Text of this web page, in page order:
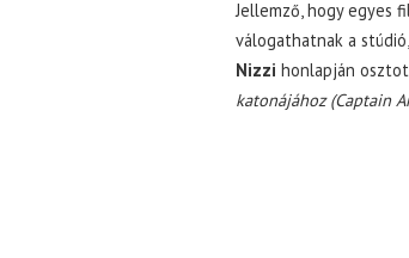
Jellemző, hogy egyes
válogathatnak a
Nizzi honlapján
katonájához (Captain